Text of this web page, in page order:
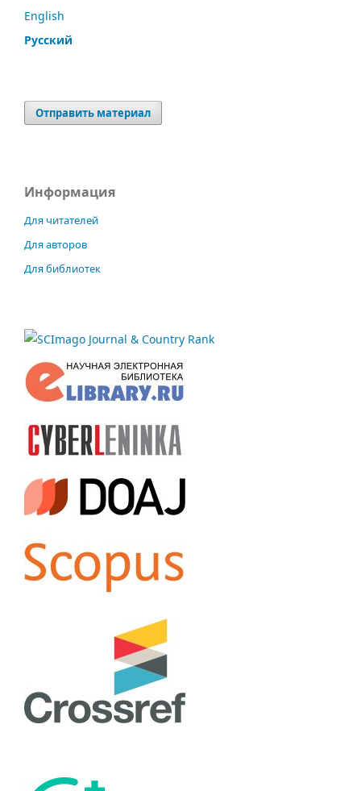
English
Русский
Отправить материал
Информация
Для читателей
Для авторов
Для библиотек